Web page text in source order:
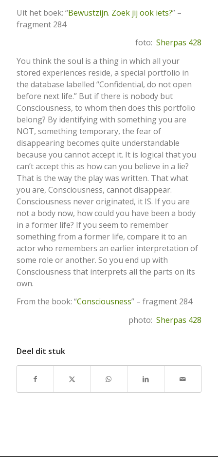
Uit het boek: “Bewustzijn. Zoek jij ook iets?” –
fragment 284
foto:Sherpas 428
You think the soul is a thing in which all your
stored experiences reside, a special portfolio in
the database labelled “Confidential, do not open
before next life.” But if there is nobody but
Consciousness, to whom then does this portfolio
belong? By identifying with something you are
NOT, something temporary, the fear of
disappearing becomes quite understandable
because you cannot accept it. It is logical that you
can’t accept this as how can you believe in a lie?
That is the way the play was written. That what
you are, Consciousness, cannot disappear.
Consciousness never originated, it IS. If you are
not a body now, how could you have been a body
in a former life? If you seem to remember
something from a former life, compare it to an
actor who remembers an earlier interpretation of
some role or another. So you end up with
Consciousness that interprets all the parts on its
own.
From the book: “Consciousness” – fragment 284
photo:Sherpas 428
Deel dit stuk